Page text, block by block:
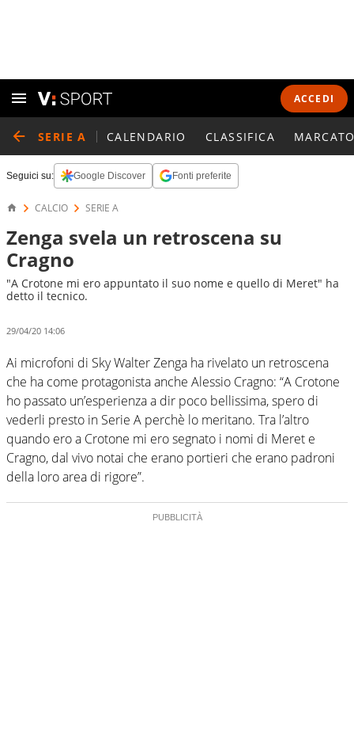
ACCEDI
SERIE A CALENDARIO CLASSIFICA
Seguici su: Google Discover Fonti preferite
CALCIO SERIE A
Zenga svela un retroscena su
Cragno
"A Crotone mi ero appuntato il suo nome e quello di Meret" ha
detto il tecnico.
29/04/20 14:06
Ai microfoni di Sky Walter Zenga ha rivelato un retroscena
che ha come protagonista anche Alessio Cragno: “A Crotone
ho passato un’esperienza a dir poco bellissima, spero di
vederli presto in Serie A perchè lo meritano. Tra l’altro
quando ero a Crotone mi ero segnato i nomi di Meret e
Cragno, dal vivo notai che erano portieri che erano padroni
della loro area di rigore”.